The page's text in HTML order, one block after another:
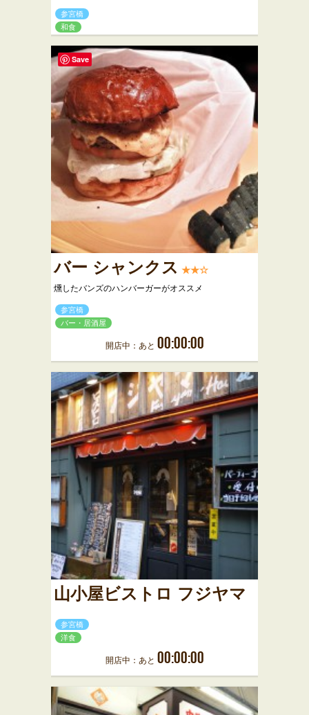
参宮橋
和食
バー シャンクス ★★☆
燻したバンズのハンバーガーがオススメ
参宮橋
バー・居酒屋
開店中：あと 00:00:00
山小屋ビストロ フジヤマ
参宮橋
洋食
開店中：あと 00:00:00
Save